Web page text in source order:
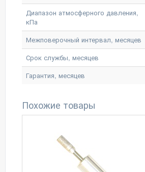
Диапазон атмосферного давления,
кПа
Межповерочный интервал, месяцев
Срок службы, месяцев
Гарантия, месяцев
Похожие товары